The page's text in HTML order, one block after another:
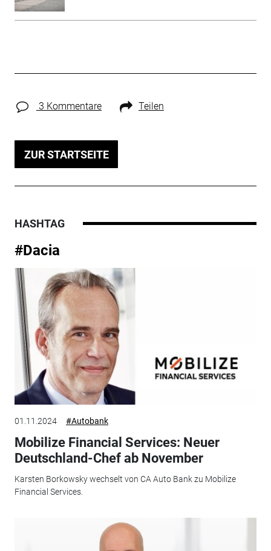
3 Kommentare Teilen
ZUR STARTSEITE
HASHTAG
#Dacia
01.11.2024 #Autobank
Mobilize Financial Services: Neuer
Deutschland-Chef ab November
Karsten Borkowsky wechselt von CA Auto Bank zu Mobilize
Financial Services.